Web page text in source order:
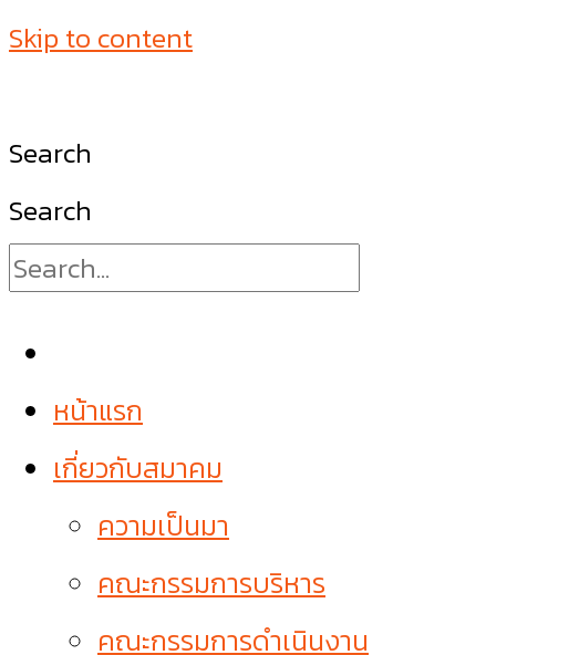
Skip to content
Search
Search
หน้าแรก
เกี่ยวกับสมาคม
ความเป็นมา
คณะกรรมการบริหาร
คณะกรรมการดำเนินงาน